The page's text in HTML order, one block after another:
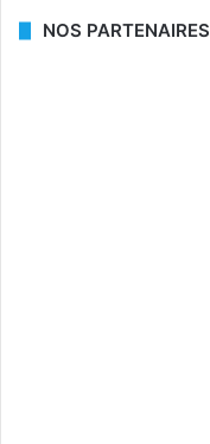
NOS PARTENAIRES